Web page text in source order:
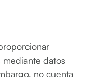
datos
no cuenta